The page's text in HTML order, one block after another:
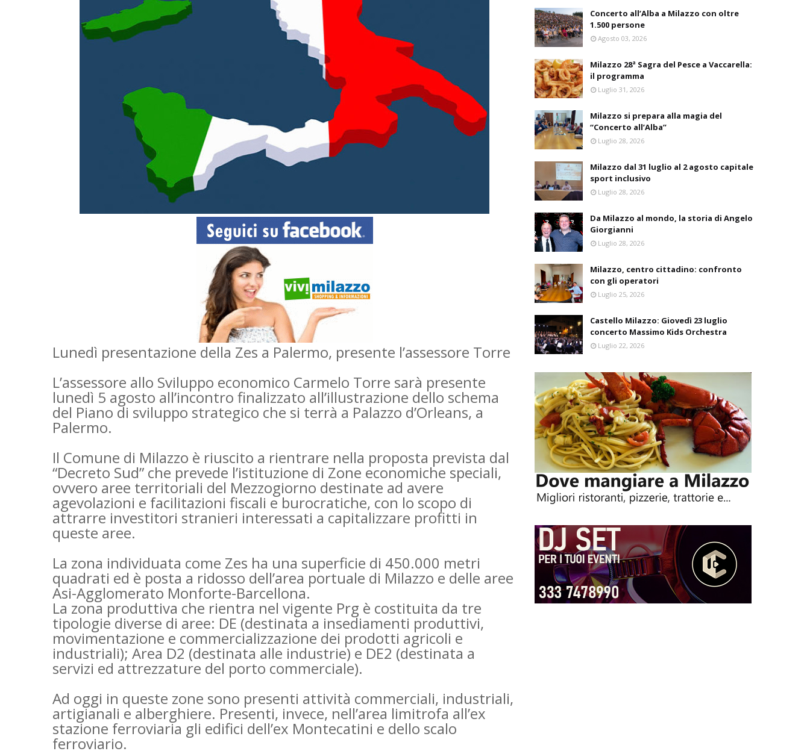
Lunedì presentazione della Zes a Palermo, presente l’assessore Torre
L’assessore allo Sviluppo economico Carmelo Torre sarà presente
lunedì 5 agosto all’incontro finalizzato all’illustrazione dello schema
del Piano di sviluppo strategico che si terrà a Palazzo d’Orleans, a
Palermo.
Il Comune di Milazzo è riuscito a rientrare nella proposta prevista dal
“Decreto Sud” che prevede l’istituzione di Zone economiche speciali,
ovvero aree territoriali del Mezzogiorno destinate ad avere
agevolazioni e facilitazioni fiscali e burocratiche, con lo scopo di
attrarre investitori stranieri interessati a capitalizzare profitti in
queste aree.
La zona individuata come Zes ha una superficie di 450.000 metri
quadrati ed è posta a ridosso dell’area portuale di Milazzo e delle aree
Asi-Agglomerato Monforte-Barcellona.
La zona produttiva che rientra nel vigente Prg è costituita da tre
tipologie diverse di aree: DE (destinata a insediamenti produttivi,
movimentazione e commercializzazione dei prodotti agricoli e
industriali); Area D2 (destinata alle industrie) e DE2 (destinata a
servizi ed attrezzature del porto commerciale).
Ad oggi in queste zone sono presenti attività commerciali, industriali,
artigianali e alberghiere. Presenti, invece, nell’area limitrofa all’ex
stazione ferroviaria gli edifici dell’ex Montecatini e dello scalo
ferroviario.
Concerto all’Alba a Milazzo con oltre
1.500 persone
Agosto 03, 2026
Milazzo 28ª Sagra del Pesce a Vaccarella:
il programma
Luglio 31, 2026
Milazzo si prepara alla magia del
“Concerto all’Alba”
Luglio 28, 2026
Milazzo dal 31 luglio al 2 agosto capitale
sport inclusivo
Luglio 28, 2026
Da Milazzo al mondo, la storia di Angelo
Giorgianni
Luglio 28, 2026
Milazzo, centro cittadino: confronto
con gli operatori
Luglio 25, 2026
Castello Milazzo: Giovedì 23 luglio
concerto Massimo Kids Orchestra
Luglio 22, 2026